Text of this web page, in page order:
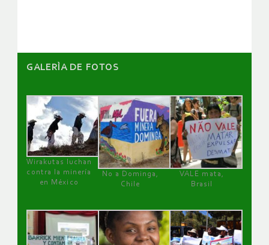
GALERÌA DE FOTOS
Wirakutas luchan
contra la minería
en México
No a Dominga,
Chile
VALE mata,
Brasil